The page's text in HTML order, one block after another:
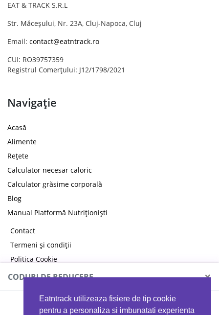
Eatntrack utilizeaza fisiere de tip cookie
pentru a personaliza si imbunatati experienta
EAT & TRACK S.R.L
Str. Măceșului, Nr. 23A, Cluj-Napoca, Cluj
Email: contact@eatntrack.ro
CUI: RO39757359
Registrul Comerțului: J12/1798/2021
Navigație
Acasă
Alimente
Rețete
Calculator necesar caloric
Calculator grăsime corporală
Blog
Manual Platformă Nutriționiști
Contact
Termeni și condiții
Politica Cookie
Politica de confidențialitate
CODURI DE REDUCERE ×